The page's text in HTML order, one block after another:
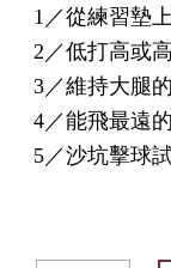
1／從練習墊
2／低打高或
3／維持大腿
4／能飛最遠
5／沙坑擊球